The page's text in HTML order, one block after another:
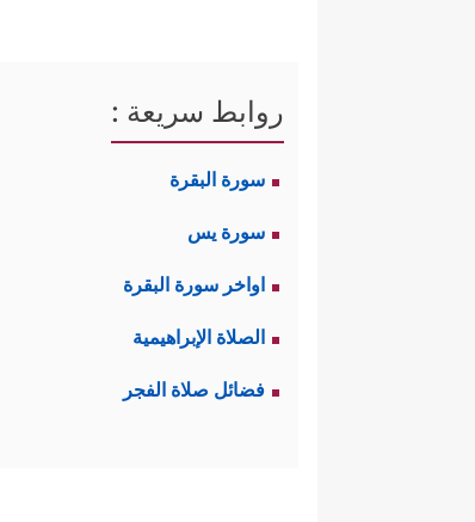
روابط سريعة :
سورة البقرة
سورة يس
اواخر سورة البقرة
الصلاة الإبراهيمية
فضائل صلاة الفجر